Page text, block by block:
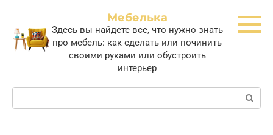
контенту
Мебелька
Здесь вы найдете все, что нужно знать
про мебель: как сделать или починить
своими руками или обустроить
интерьер
Поиск: